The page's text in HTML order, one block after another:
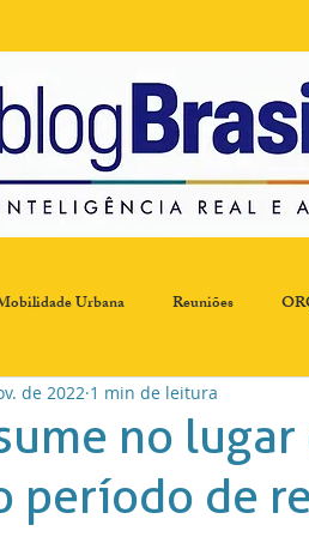
Urbana Reuniões
a Fome Comissão de Resíduos
EXPERIÊNCIA
no
período de
de 2022 1 min de leitura